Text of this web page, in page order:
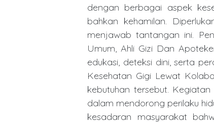
dengan berbagai aspek
bahkan kehamilan.
menjawab tantangan ini.
Umum, Ahli Gizi Dan
edukasi, deteksi dini, serta
Kesehatan Gigi Lewat
kebutuhan tersebut.
dalam mendorong perilaku
kesadaran masyarakat